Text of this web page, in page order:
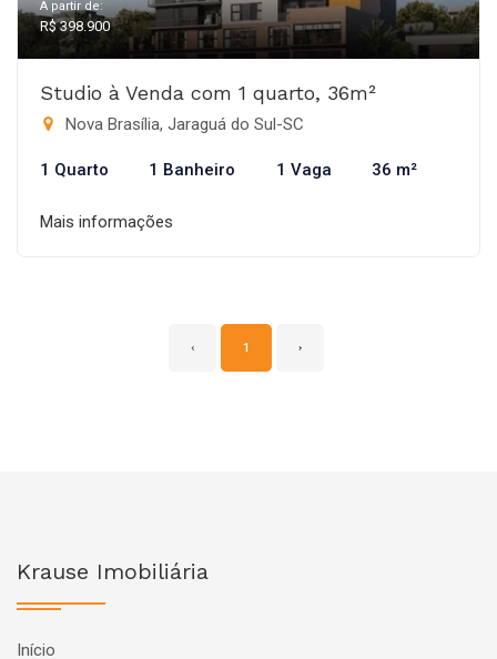
A partir de:
R$ 398.900
Studio à Venda com 1 quarto, 36m²
Nova Brasília, Jaraguá do Sul-SC
1 Quarto 1 Banheiro 1 Vaga 36 m²
Mais informações
‹ 1 ›
Krause Imobiliária
Início